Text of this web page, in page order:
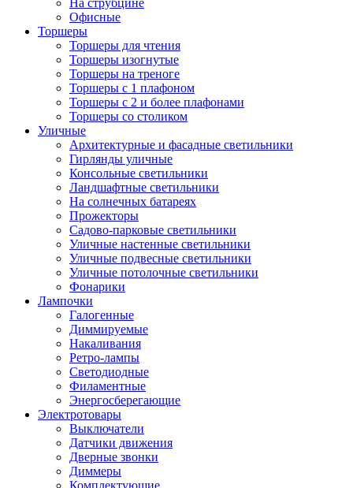
На струбцине
Офисные
Торшеры
Торшеры для чтения
Торшеры изогнутые
Торшеры на треноге
Торшеры с 1 плафоном
Торшеры с 2 и более плафонами
Торшеры со столиком
Уличные
Архитектурные и фасадные светильники
Гирлянды уличные
Консольные светильники
Ландшафтные светильники
На солнечных батареях
Прожекторы
Садово-парковые светильники
Уличные настенные светильники
Уличные подвесные светильники
Уличные потолочные светильники
Фонарики
Лампочки
Галогенные
Диммируемые
Накаливания
Ретро-лампы
Светодиодные
Филаментные
Энергосберегающие
Электротовары
Выключатели
Датчики движения
Дверные звонки
Диммеры
Комплектующие